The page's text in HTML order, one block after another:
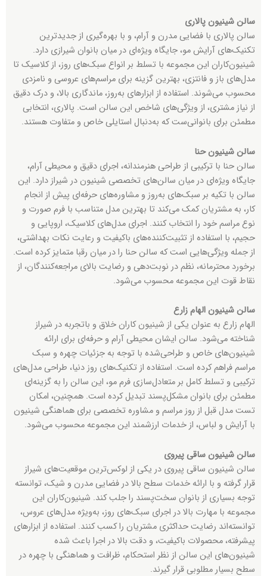
سالن شینیون پالاری
سالن پالاری با فضایی مدرن و آرام، و با بهره‌گیری از جدیدترین
تکنیک‌های آرایش مو، جایگاه ویژه‌ای در میان بانوان شیرازی دارد.
شینیون‌کاران این مجموعه با تسلط بر انواع سبک‌های روز، از کلاسیک تا
مدل‌های باز و فانتزی، بهترین گزینه برای مراسم‌های عروسی و نامزدی
محسوب می‌شوند. استفاده از ابزارهای به‌روز، ماندگاری بالا، و درک دقیق
از نیاز مشتری، از ویژگی‌های شاخص این سالن است. پالاری، انتخابی
مطمئن برای بانوانی‌ست که به‌دنبال استایلی خاص و متفاوت هستند.
سالن شینیون حنا
سالن حنا با ترکیبی از طراحی هنرمندانه، اجرای دقیق و محیطی آرام،
جایگاه ویژه‌ای در میان سالن‌های تخصصی شینیون در شیراز دارد. این
سالن با تکیه بر سبک‌های به‌روز و مشاوره‌های حرفه‌ای پیش از انجام
کار، به مشتریان کمک می‌کند تا بهترین مدل متناسب با فرم صورت و
نوع مراسم خود را انتخاب کنند. اجرای مدل‌های کلاسیک، اروپایی و
حجیم، با استفاده از تثبیت‌کننده‌های باکیفیت و رعایت نکات بهداشتی،
از جمله ویژگی‌هایی است که سالن حنا را در میان رقبا متمایز کرده است.
برخورد محترمانه، نظم در نوبت‌دهی و رضایت بالای مراجعه‌کنندگان، از
نقاط قوت این مجموعه محسوب می‌شود.
سالن شینیون الهام زارع
الهام زارع به عنوان یکی از شینیون کاران خلاق و باتجربه در شیراز
شناخته می‌شود. سالن ایشان محیطی آرام و حرفه‌ای برای ارائه
شینیون‌های خاص و طراحی‌شده با توجه به جزئیات چهره و سبک
مراسم فراهم کرده است. استفاده از تکنیک‌های روز دنیا، طراحی مدل‌های
ترکیبی و تسلط کامل بر متعادل‌سازی فرم مو، این سالن را به گزینه‌ای
مطمئن برای بانوان مشکل‌پسند تبدیل کرده است. همچنین، امکان
تست مدل قبل از روز مراسم و مشاوره تخصصی برای هماهنگی شینیون
با آرایش و لباس، از خدمات ارزشمند این مجموعه محسوب می‌شود.
سالن شینیون ساقی پیروی
سالن شینیون ساقی پیروی در یکی از لوکس‌ترین موقعیت‌های شیراز
قرار گرفته و با ارائه خدمات سطح بالا در فضایی مدرن و شیک، توانسته
توجه بسیاری از بانوان سخت‌پسند را جلب کند. شینیون‌کاران این
مجموعه با مهارت بالا در اجرای سبک‌های روز، به‌ویژه مدل‌های عروس،
توانسته‌اند رضایت حداکثری مشتریان را کسب کنند. استفاده از ابزارهای
پیشرفته، محصولات باکیفیت، و دقت بالا در اجرا باعث شده
شینیون‌های این سالن از نظر استحکام، ظرافت و هماهنگی با چهره در
سطح بسیار مطلوبی قرار گیرند.